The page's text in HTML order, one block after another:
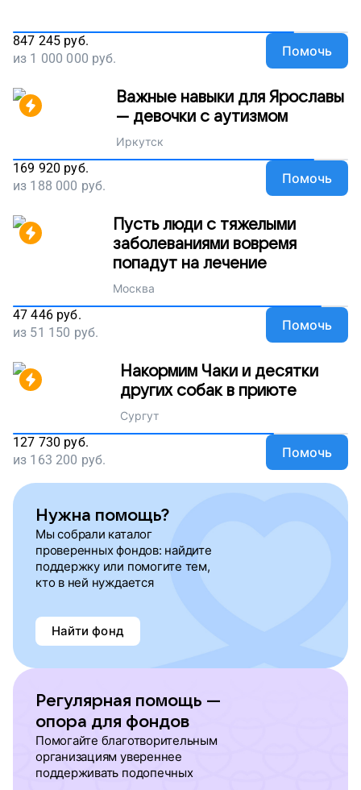
847 245 руб.
из 1 000 000 руб. Помочь
Важные навыки для Ярославы
— девочки с аутизмом
Иркутск
169 920 руб.
из 188 000 руб. Помочь
Пусть люди с тяжелыми
заболеваниями вовремя
попадут на лечение
Москва
47 446 руб.
из 51 150 руб. Помочь
Накормим Чаки и десятки
других собак в приюте
Сургут
127 730 руб.
из 163 200 руб. Помочь
Нужна помощь?
Мы собрали каталог
проверенных фондов: найдите
поддержку или помогите тем,
кто в ней нуждается
Найти фонд
Регулярная помощь —
опора для фондов
Помогайте благотворительным
организациям увереннее
поддерживать подопечных